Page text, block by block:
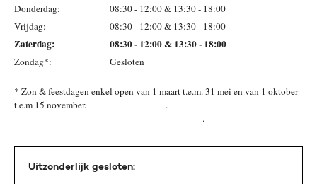
Donderdag:
08:30 - 12:00 & 13:30 - 18:00
Vrijdag:
08:30 - 12:00 & 13:30 - 18:00
Zaterdag: 08:30 - 12:00 & 13:30 - 18:00
Zondag*: Gesloten
* Zon & feestdagen enkel open van 1 maart t.e.m. 31 mei en van 1 oktober
t.e.m 15 november. .
.
Uitzonderlijk gesloten: